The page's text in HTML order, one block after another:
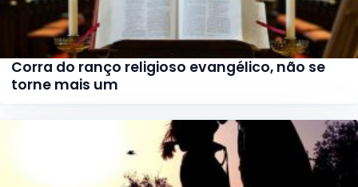
Corra do ranço religioso evangélico, não se
torne mais um